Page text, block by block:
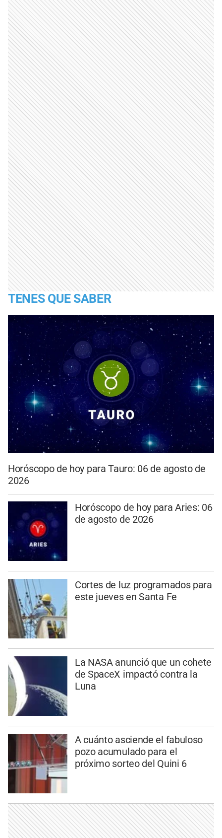
TENES QUE SABER
Horóscopo de hoy para Tauro: 06 de agosto de
2026
Horóscopo de hoy para Aries: 06
de agosto de 2026
Cortes de luz programados para
este jueves en Santa Fe
La NASA anunció que un cohete
de SpaceX impactó contra la
Luna
A cuánto asciende el fabuloso
pozo acumulado para el
próximo sorteo del Quini 6